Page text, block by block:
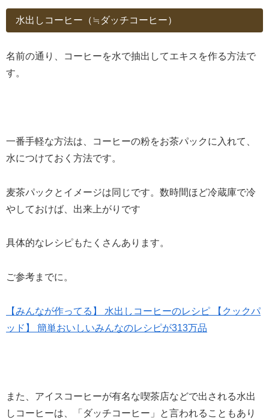
水出しコーヒー（≒ダッチコーヒー）
名前の通り、コーヒーを水で抽出してエキスを作る方法で
す。
一番手軽な方法は、コーヒーの粉をお茶パックに入れて、
水につけておく方法です。
麦茶パックとイメージは同じです。数時間ほど冷蔵庫で冷
やしておけば、出来上がりです
具体的なレシピもたくさんあります。
ご参考までに。
【みんなが作ってる】 水出しコーヒーのレシピ 【クックパ
ッド】 簡単おいしいみんなのレシピが313万品
また、アイスコーヒーが有名な喫茶店などで出される水出
しコーヒーは、「ダッチコーヒー」と言われることもあり